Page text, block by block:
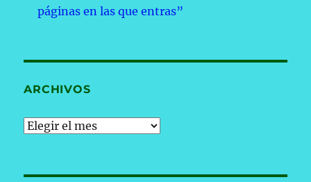
páginas en las que entras”
ARCHIVOS
Archivos